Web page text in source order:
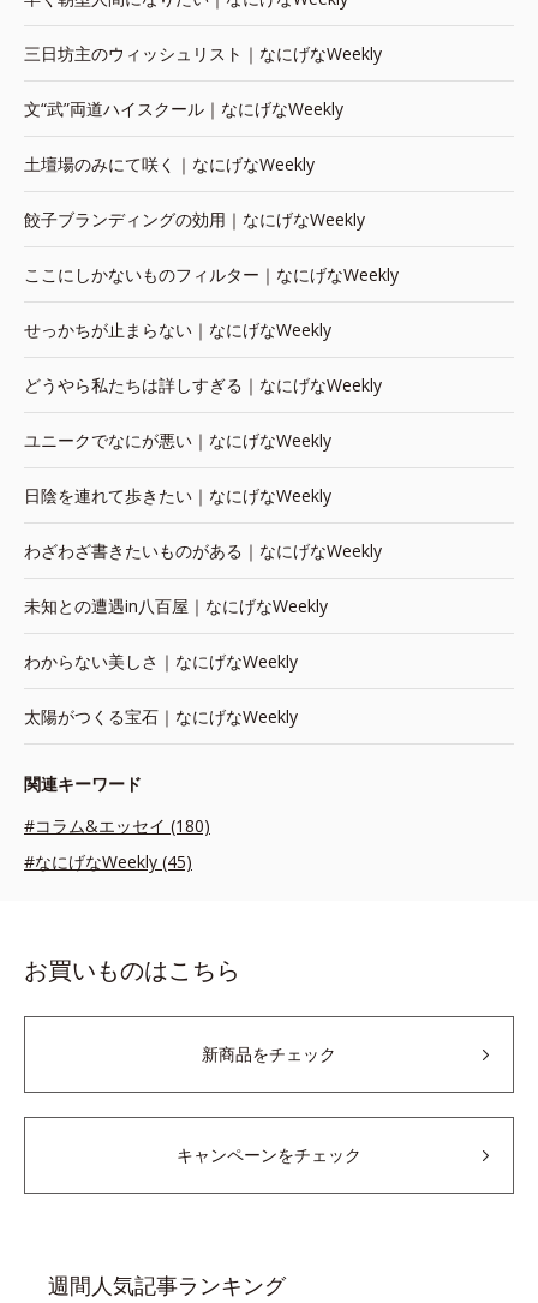
三日坊主のウィッシュリスト｜なにげなWeekly
文“武”両道ハイスクール｜なにげなWeekly
土壇場のみにて咲く｜なにげなWeekly
餃子ブランディングの効用｜なにげなWeekly
ここにしかないものフィルター｜なにげなWeekly
せっかちが止まらない｜なにげなWeekly
どうやら私たちは詳しすぎる｜なにげなWeekly
ユニークでなにが悪い｜なにげなWeekly
日陰を連れて歩きたい｜なにげなWeekly
わざわざ書きたいものがある｜なにげなWeekly
未知との遭遇in八百屋｜なにげなWeekly
わからない美しさ｜なにげなWeekly
太陽がつくる宝石｜なにげなWeekly
関連キーワード
#コラム&エッセイ (180)
#なにげなWeekly (45)
お買いものはこちら
新商品をチェック
キャンペーンをチェック
週間人気記事ランキング